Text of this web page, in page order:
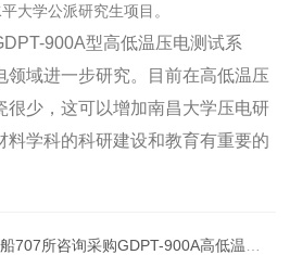
大学公派研究生项目。
900A型高低温压电测试系
领域进一步研究。目前在高低温压
很少，这可以增加南昌大学压电研
料学科的科研建设和教育有重要的
所咨询采购GDPT-900A高低温压电测试系统